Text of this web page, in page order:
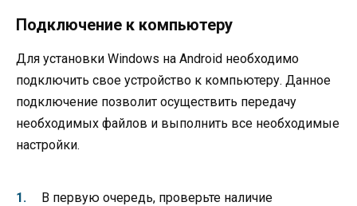
Подключение к компьютеру
Для установки Windows на Android необходимо
подключить свое устройство к компьютеру. Данное
подключение позволит осуществить передачу
необходимых файлов и выполнить все необходимые
настройки.
В первую очередь, проверьте наличие